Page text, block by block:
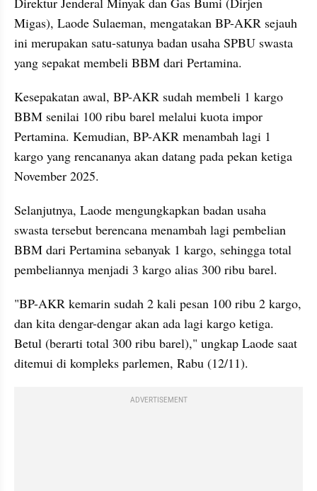
Migas), Laode Sulaeman, mengatakan BP-AKR sejauh
ini merupakan satu-satunya badan usaha SPBU swasta
yang sepakat membeli BBM dari Pertamina.
Kesepakatan awal, BP-AKR sudah membeli 1 kargo
BBM senilai 100 ribu barel melalui kuota impor
Pertamina. Kemudian, BP-AKR menambah lagi 1
kargo yang rencananya akan datang pada pekan ketiga
November 2025.
Selanjutnya, Laode mengungkapkan badan usaha
swasta tersebut berencana menambah lagi pembelian
BBM dari Pertamina sebanyak 1 kargo, sehingga total
pembeliannya menjadi 3 kargo alias 300 ribu barel.
"BP-AKR kemarin sudah 2 kali pesan 100 ribu 2 kargo,
dan kita dengar-dengar akan ada lagi kargo ketiga.
Betul (berarti total 300 ribu barel)," ungkap Laode saat
ditemui di kompleks parlemen, Rabu (12/11).
ADVERTISEMENT